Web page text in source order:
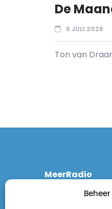
De
5 JULI 2026
Ton van
MeerRadio
2131 CT